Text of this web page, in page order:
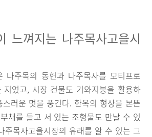
느껴지는 나주목사고을시
나주목의 동헌과 나주목사를 모티프로
지었고, 시장 건물도 기와지붕을 활용하
러운 멋을 풍긴다. 한옥의 형상을 본뜬
채를 들고 서 있는 조형물도 만날 수 있
주목사고을시장의 유래를 알 수 있는 그